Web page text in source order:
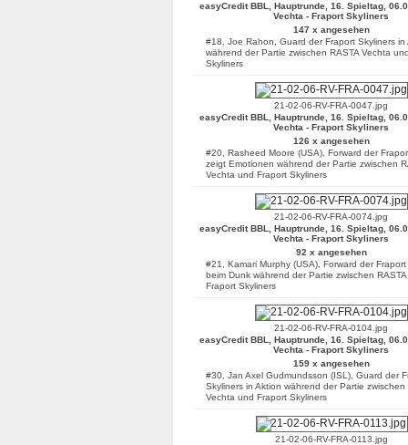
easyCredit BBL, Hauptrunde, 16. Spieltag,
Vechta - Fraport Skyliners
147 x angesehen
#18, Joe Rahon, Guard der Fraport Skyliners in
während der Partie zwischen RASTA Vechta
Skyliners
21-02-06-RV-FRA-0047.jpg
easyCredit BBL, Hauptrunde, 16. Spieltag,
Vechta - Fraport Skyliners
126 x angesehen
#20, Rasheed Moore (USA), Forward der
zeigt Emotionen während der Partie zwischen
Vechta und Fraport Skyliners
21-02-06-RV-FRA-0074.jpg
easyCredit BBL, Hauptrunde, 16. Spieltag,
Vechta - Fraport Skyliners
92 x angesehen
#21, Kamari Murphy (USA), Forward der Fraport
beim Dunk während der Partie zwischen
Fraport Skyliners
21-02-06-RV-FRA-0104.jpg
easyCredit BBL, Hauptrunde, 16. Spieltag,
Vechta - Fraport Skyliners
159 x angesehen
#30, Jan Axel Gudmundsson (ISL), Guard der
Skyliners in Aktion während der Partie zwischen
Vechta und Fraport Skyliners
21-02-06-RV-FRA-0113.jpg